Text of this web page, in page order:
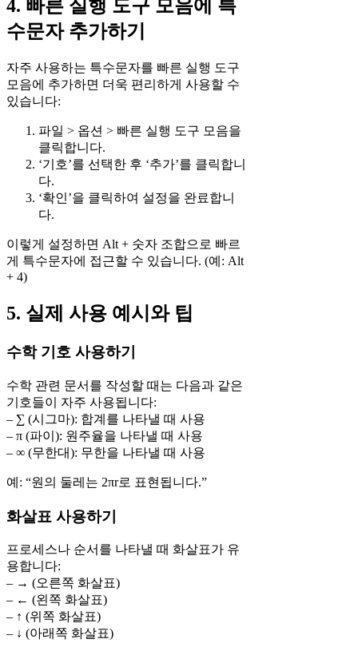
4. 빠른 실행 도구 모음에 특
수문자 추가하기
자주 사용하는 특수문자를 빠른 실행 도구
모음에 추가하면 더욱 편리하게 사용할 수
있습니다:
파일 > 옵션 > 빠른 실행 도구 모음을
클릭합니다.
‘기호’를 선택한 후 ‘추가’를 클릭합니
다.
‘확인’을 클릭하여 설정을 완료합니
다.
이렇게 설정하면 Alt + 숫자 조합으로 빠르
게 특수문자에 접근할 수 있습니다. (예: Alt
+ 4)
5. 실제 사용 예시와 팁
수학 기호 사용하기
수학 관련 문서를 작성할 때는 다음과 같은
기호들이 자주 사용됩니다:
– ∑ (시그마): 합계를 나타낼 때 사용
– π (파이): 원주율을 나타낼 때 사용
– ∞ (무한대): 무한을 나타낼 때 사용
예: “원의 둘레는 2πr로 표현됩니다.”
화살표 사용하기
프로세스나 순서를 나타낼 때 화살표가 유
용합니다:
– → (오른쪽 화살표)
– ← (왼쪽 화살표)
– ↑ (위쪽 화살표)
– ↓ (아래쪽 화살표)